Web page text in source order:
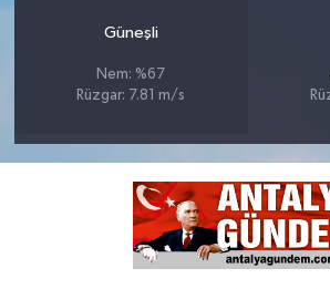
Güneşli
Nem: %67
Rüzgar: 7.81 m/s